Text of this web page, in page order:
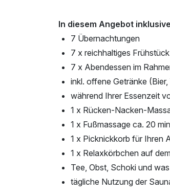
In diesem Angebot inklusive
7 Übernachtungen
7 x reichhaltiges
7 x Abendessen im
inkl. offene Getränke
während Ihrer Essenzeit
1 x Rücken-Nacken-
1 x Fußmassage ca. 20 min
1 x Picknickkorb für Ihren
1 x Relaxkörbchen auf
Tee, Obst, Schoki und
tägliche Nutzung der